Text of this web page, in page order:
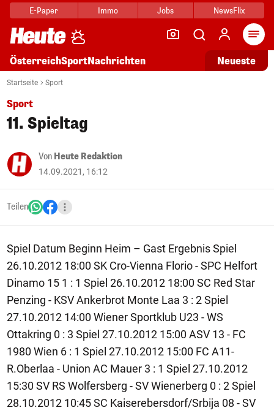
E-Paper Immo Jobs NewsFlix
ÖsterreichSportNachrichten Neueste
Startseite Sport
Sport
11. Spieltag
Von Heute Redaktion
14.09.2021, 16:12
Teilen
Spiel Datum Beginn Heim – Gast Ergebnis Spiel
26.10.2012 18:00 SK Cro-Vienna Florio - SPC Helfort
Dinamo 15 1 : 1 Spiel 26.10.2012 18:00 SC Red Star
Penzing - KSV Ankerbrot Monte Laa 3 : 2 Spiel
27.10.2012 14:00 Wiener Sportklub U23 - WS
Ottakring 0 : 3 Spiel 27.10.2012 15:00 ASV 13 - FC
1980 Wien 6 : 1 Spiel 27.10.2012 15:00 FC A11-
R.Oberlaa - Union AC Mauer 3 : 1 Spiel 27.10.2012
15:30 SV RS Wolfersberg - SV Wienerberg 0 : 2 Spiel
28.10.2012 10:45 SC Kaiserebersdorf/Srbija 08 - SV